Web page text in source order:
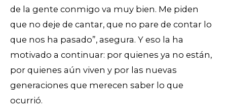
de la gente conmigo va muy bien. Me piden
que no deje de cantar, que no pare de contar lo
que nos ha pasado”, asegura. Y eso la ha
motivado a continuar: por quienes ya no están,
por quienes aún viven y por las nuevas
generaciones que merecen saber lo que
ocurrió.